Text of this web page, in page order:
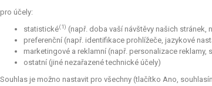
pro účely:
statistické(1) (např. doba vaší návštěvy našich
preferenční (např. identifikace prohlížeče, jazykové
marketingové a reklamní (např. personalizace reklamy,
ostatní (jiné nezařazené technické účely)
Souhlas je možno nastavit pro všechny (tlačítko Ano,